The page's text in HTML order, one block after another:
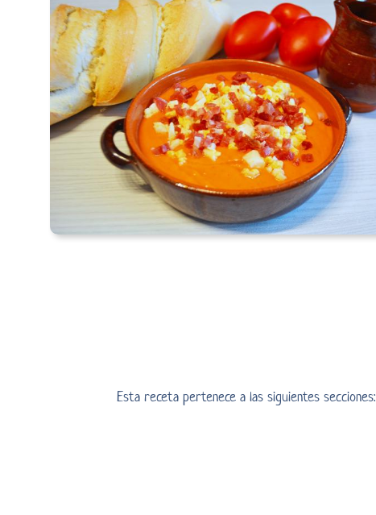
Esta receta pertenece a las siguientes secciones: